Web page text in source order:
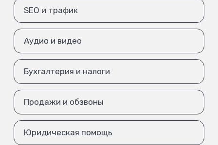
SEO и трафик
Аудио и видео
Бухгалтерия и налоги
Продажи и обзвоны
Юридическая помощь